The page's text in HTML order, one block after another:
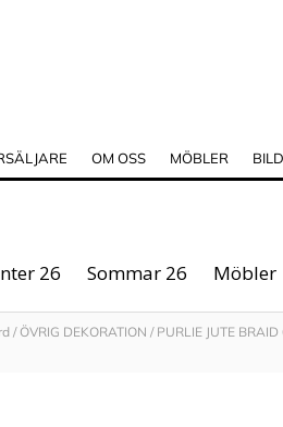
OM OSS MÖBLER
26 Sommar 26 Möbler
/ ÖVRIG DEKORATION / PURLIE JUTE BRAID